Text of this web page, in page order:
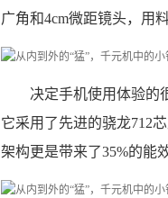
广角和4cm微距镜头，用料
决定手机使用体验的
它采用了先进的骁龙712
架构更是带来了35%的能